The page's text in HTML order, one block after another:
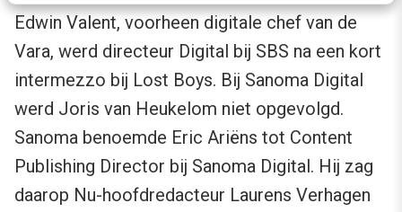
Edwin Valent, voorheen digitale chef van de
Vara, werd directeur Digital bij SBS na een kort
intermezzo bij Lost Boys. Bij Sanoma Digital
werd Joris van Heukelom niet opgevolgd.
Sanoma benoemde Eric Ariëns tot Content
Publishing Director bij Sanoma Digital. Hij zag
daarop Nu-hoofdredacteur Laurens Verhagen